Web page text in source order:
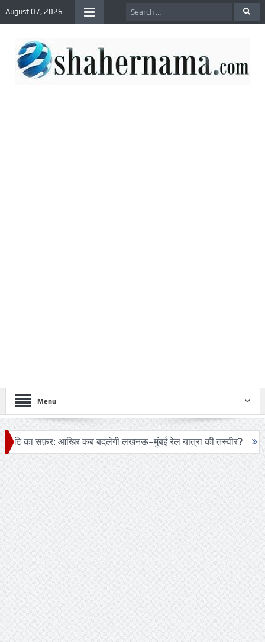
August 07, 2026
Menu
आखिर कब बदलेगी लखनऊ–मुंबई रेल यात्रा की तस्वीर? ट्रंप के